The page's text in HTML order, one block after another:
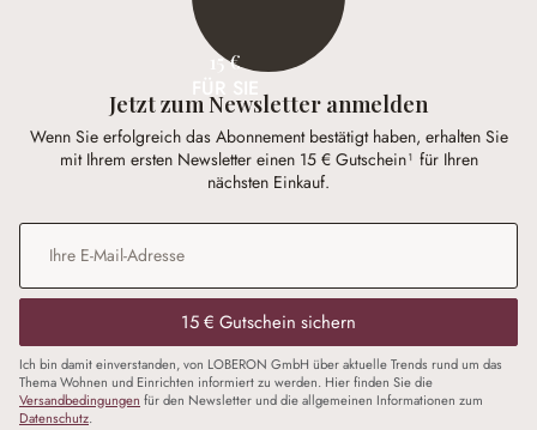
15 €
Jetzt zum Newsletter anmelden
Wenn Sie erfolgreich das Abonnement bestätigt haben, erhalten Sie
mit Ihrem ersten Newsletter einen 15 € Gutschein¹ für Ihren
nächsten Einkauf.
E-Mail-Adresse
15 € Gutschein sichern
Ich bin damit einverstanden, von LOBERON GmbH über aktuelle Trends rund um das
Thema Wohnen und Einrichten informiert zu werden. Hier finden Sie die
Versandbedingungen für den Newsletter und die allgemeinen Informationen zum
Datenschutz.